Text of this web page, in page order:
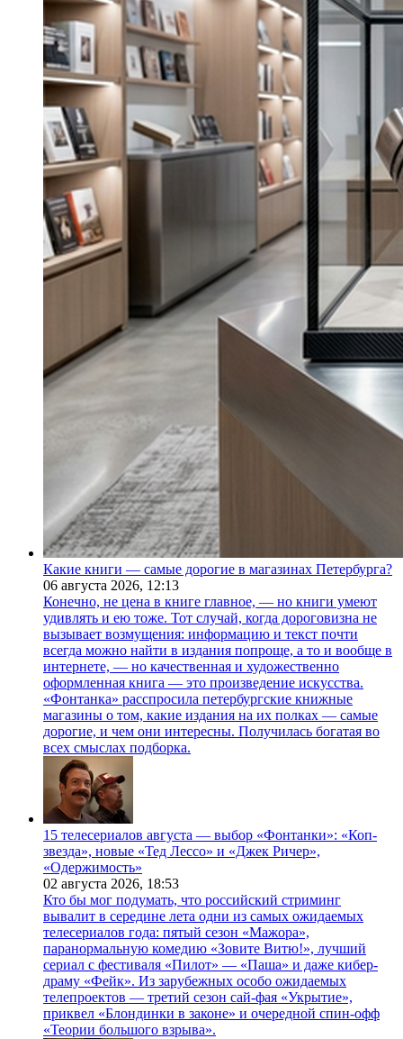
Какие книги — самые дорогие в магазинах Петербурга?
06 августа 2026, 12:13
Конечно, не цена в книге главное, — но книги умеют
удивлять и ею тоже. Тот случай, когда дороговизна не
вызывает возмущения: информацию и текст почти
всегда можно найти в издания попроще, а то и вообще в
интернете, — но качественная и художественно
оформленная книга — это произведение искусства.
«Фонтанка» расспросила петербургские книжные
магазины о том, какие издания на их полках — самые
дорогие, и чем они интересны. Получилась богатая во
всех смыслах подборка.
15 телесериалов августа — выбор «Фонтанки»: «Коп-
звезда», новые «Тед Лессо» и «Джек Ричер»,
«Одержимость»
02 августа 2026, 18:53
Кто бы мог подумать, что российский стриминг
вывалит в середине лета одни из самых ожидаемых
телесериалов года: пятый сезон «Мажора»,
паранормальную комедию «Зовите Витю!», лучший
сериал с фестиваля «Пилот» — «Паша» и даже кибер-
драму «Фейк». Из зарубежных особо ожидаемых
телепроектов — третий сезон сай-фая «Укрытие»,
приквел «Блондинки в законе» и очередной спин-офф
«Теории большого взрыва».